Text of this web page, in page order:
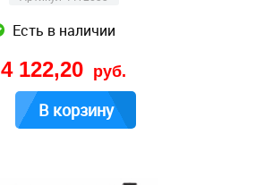
Есть в наличии
4 122,20 руб.
В корзину